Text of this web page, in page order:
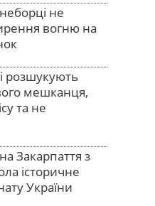
не
вогню на
розшукують
мешканця,
та не
Закарпаття з
історичне
України